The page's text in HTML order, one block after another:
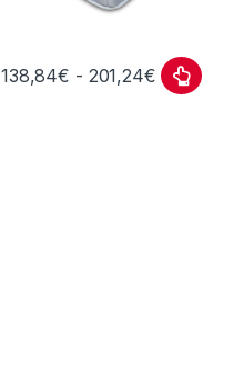
138,84€ - 201,24€